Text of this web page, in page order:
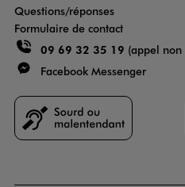
Questions/réponses
Formulaire de contact
09 69 32 35 19 (appel non
Facebook Messenger